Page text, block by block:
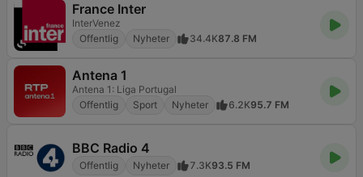
France Inter
InterVenez
Offentlig
Nyheter 34.4K87.8 FM
Antena 1
Antena 1: Liga Portugal
Offentlig
Sport Nyheter 6.2K95.7 FM
BBC Radio 4
Offentlig Nyheter 7.3K93.5 FM